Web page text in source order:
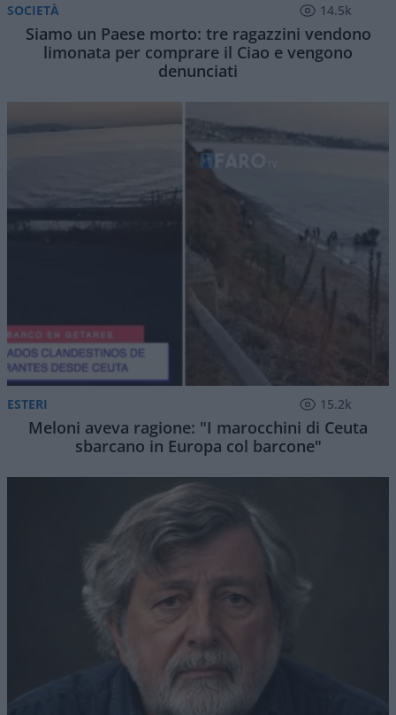
SOCIETÀ 14.5k
Siamo un Paese morto: tre ragazzini vendono
limonata per comprare il Ciao e vengono
denunciati
ESTERI 15.2k
Meloni aveva ragione: "I marocchini di Ceuta
sbarcano in Europa col barcone"